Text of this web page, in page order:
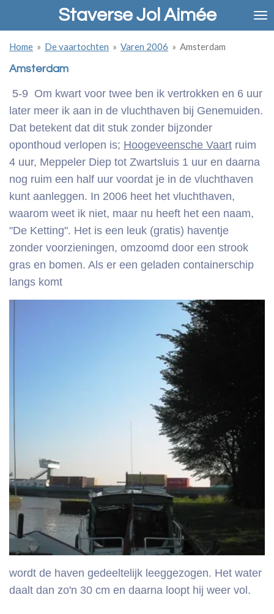
de
hoofdinhoud
Staverse Jol Aimée
Home » De vaartochten » Varen 2006 » Amsterdam
Amsterdam
5-9 Om kwart voor twee ben ik vertrokken en 6 uur
later meer ik aan in de vluchthaven bij Genemuiden.
Dat betekent dat dit stuk zonder bijzonder
oponthoud verlopen is; Hoogeveensche Vaart ruim
4 uur, Meppeler Diep tot Zwartsluis 1 uur en daarna
nog ruim een half uur voordat je in de vluchthaven
kunt aanleggen. In 2006 heet het vluchthaven,
waarom weet ik niet, maar nu heeft het een naam,
"De Ketting". Het is een leuk (gratis) haventje
zonder voorzieningen, omzoomd door een strook
gras en bomen. Als er een geladen containerschip
langs komt
wordt de haven gedeeltelijk leeggezogen. Het water
daalt dan zo'n 30 cm en daarna loopt hij weer vol.